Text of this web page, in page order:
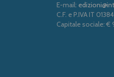
E-mail:
C.F. e P.IVA IT
Capitale sociale: